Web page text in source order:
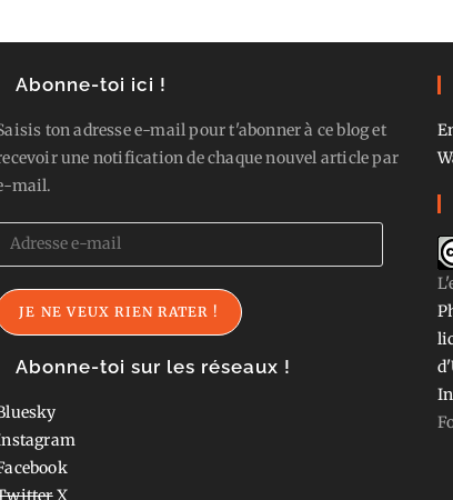
Abonne-toi ici !
ton adresse e-mail pour t'abonner à ce blog et
une notification de chaque nouvel article par
mail.
Adresse
mail
JE NE VEUX RIEN RATER !
Abonne-toi sur les réseaux !
X